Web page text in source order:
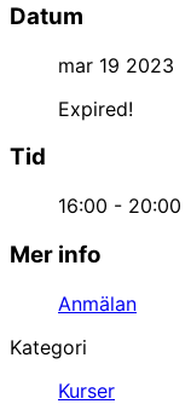
Datum
mar 19 2023
Expired!
Tid
16:00 - 20:00
Mer info
Anmälan
Kategori
Kurser